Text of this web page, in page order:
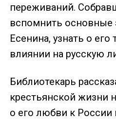
переживаний.
вспомнить основные
Есенина, узнать о
влиянии на русскую
Библиотекарь
крестьянской жизни
о его любви к России